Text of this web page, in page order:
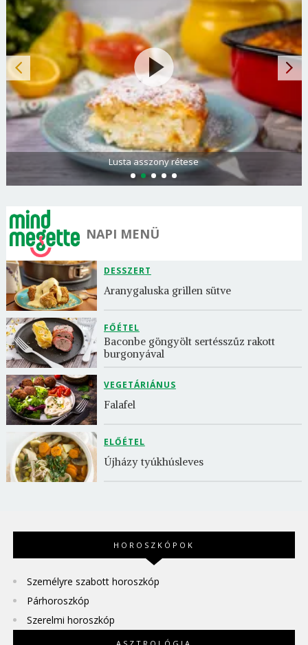
Lusta asszony rétese
NAPI MENÜ
DESSZERT
Aranygaluska grillen sütve
FŐÉTEL
Baconbe göngyölt sertésszűz rakott
burgonyával
VEGETÁRIÁNUS
Falafel
ELŐÉTEL
Újházy tyúkhúsleves
HOROSZKÓPOK
Személyre szabott horoszkóp
Párhoroszkóp
Szerelmi horoszkóp